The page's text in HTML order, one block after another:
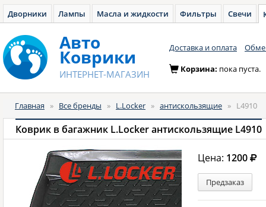
Дворники Лампы Масла и жидкости Фильтры Свечи
Авто
Коврики
ИНТЕРНЕТ-МАГАЗИН
Доставка и оплата
Корзина: пока пуста.
Главная » Все бренды » L.Locker » антискользящие » L4910
Коврик в багажник L.Locker антискользящие L4910
Цена: 1200
Предзаказ